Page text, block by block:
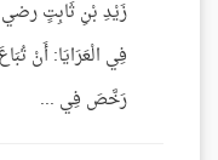
زَيْدِ بْنِ ثَابِتٍ
فِي الْعَرَايَا: أَنْ
رَخَّصَ فِي ...